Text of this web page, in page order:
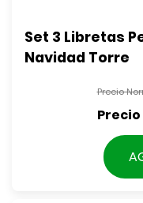
Set 3 Libretas
Navidad Torre